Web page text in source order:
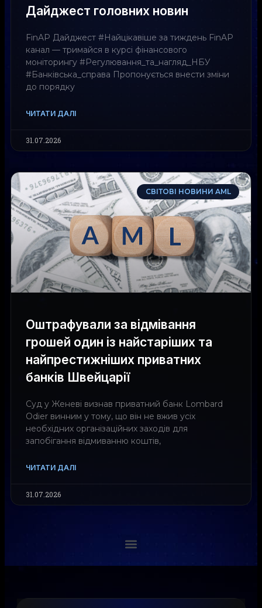
Дайджест головних новин
FinAP Дайджест #Найцікавіше за тиждень FinAP
канал — тримайся в курсі фінансового
моніторингу #Регулювання_та_нагляд_НБУ
#Банківська_справа Пропонується внести зміни
до порядку
ЧИТАТИ ДАЛІ
31.07.2026
СВІТОВІ НОВИНИ AML
Оштрафували за відмівання
грошей один із найстаріших та
найпрестижніших приватних
банків Швейцарії
Суд у Женеві визнав приватний банк Lombard
Odier винним у тому, що він не вжив усіх
необхідних організаційних заходів для
запобігання відмиванню коштів,
ЧИТАТИ ДАЛІ
31.07.2026